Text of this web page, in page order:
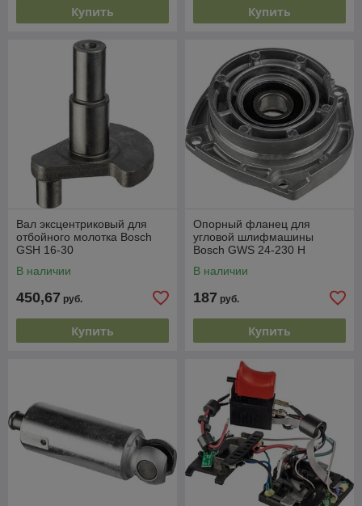
Купить Купить
Вал эксцентриковый для
отбойного молотка Bosch
GSH 16-30
В наличии
450,67 руб.
Купить
Опорный фланец для
угловой шлифмашины
Bosch GWS 24-230 H
В наличии
187 руб.
Купить